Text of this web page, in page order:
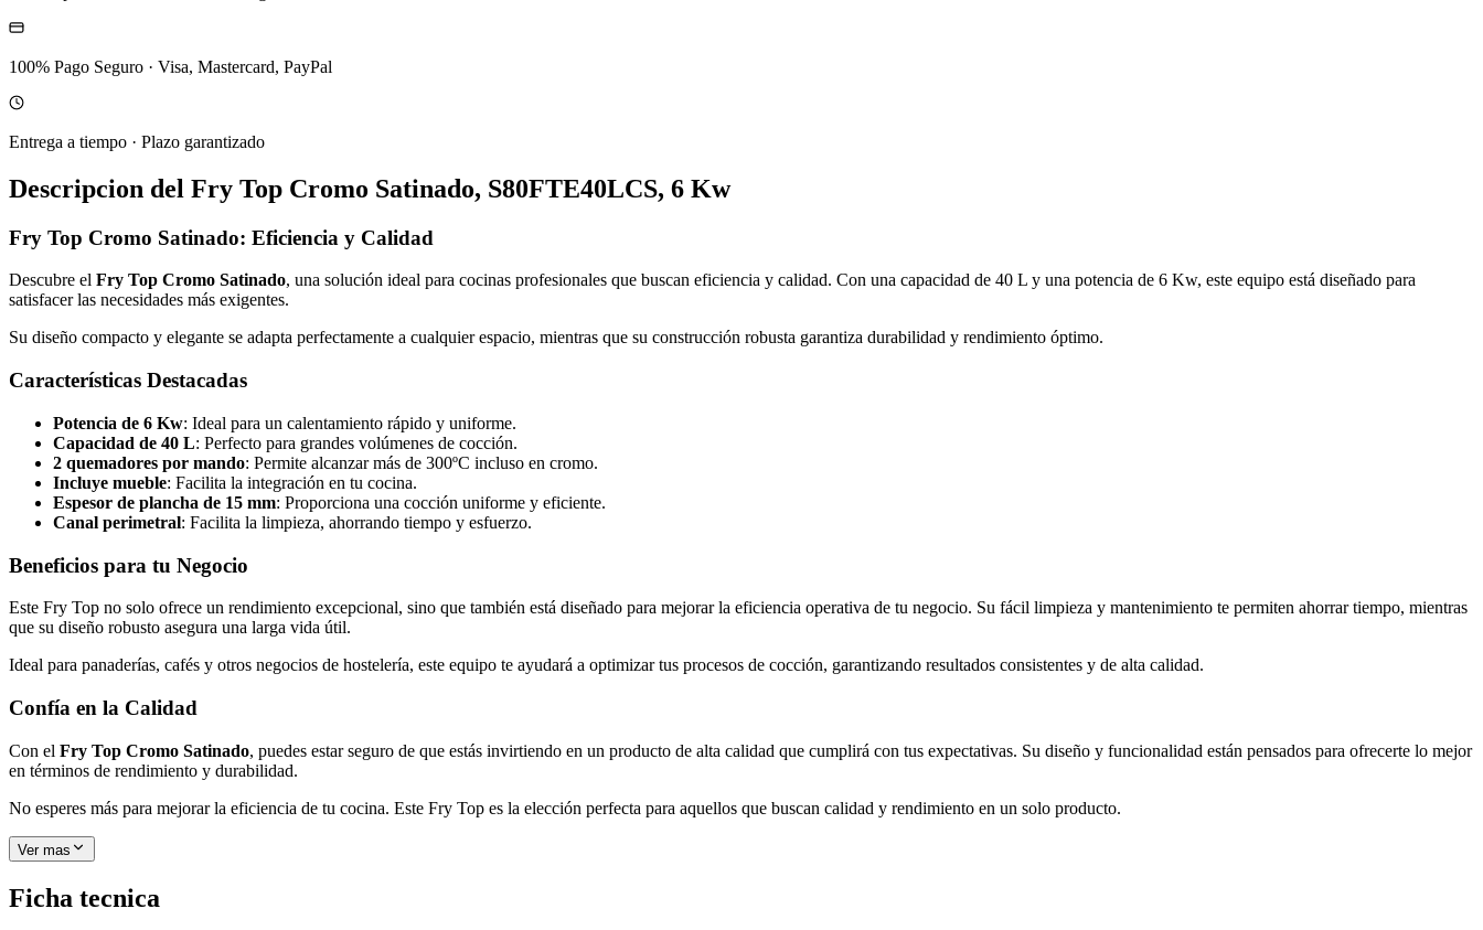
100% Pago Seguro · Visa, Mastercard, PayPal
Entrega a tiempo · Plazo garantizado
Descripcion del Fry Top Cromo Satinado, S80FTE40LCS, 6 Kw
Fry Top Cromo Satinado: Eficiencia y Calidad
Descubre el Fry Top Cromo Satinado, una solución ideal para cocinas profesionales que buscan eficiencia y calidad. Con una capacidad de 40 L y una potencia de 6 Kw, este equipo está diseñado para
satisfacer las necesidades más exigentes.
Su diseño compacto y elegante se adapta perfectamente a cualquier espacio, mientras que su construcción robusta garantiza durabilidad y rendimiento óptimo.
Características Destacadas
Potencia de 6 Kw: Ideal para un calentamiento rápido y uniforme.
Capacidad de 40 L: Perfecto para grandes volúmenes de cocción.
2 quemadores por mando: Permite alcanzar más de 300ºC incluso en cromo.
Incluye mueble: Facilita la integración en tu cocina.
Espesor de plancha de 15 mm: Proporciona una cocción uniforme y eficiente.
Canal perimetral: Facilita la limpieza, ahorrando tiempo y esfuerzo.
Beneficios para tu Negocio
Este Fry Top no solo ofrece un rendimiento excepcional, sino que también está diseñado para mejorar la eficiencia operativa de tu negocio. Su fácil limpieza y mantenimiento te permiten ahorrar tiempo, mientras
que su diseño robusto asegura una larga vida útil.
Ideal para panaderías, cafés y otros negocios de hostelería, este equipo te ayudará a optimizar tus procesos de cocción, garantizando resultados consistentes y de alta calidad.
Confía en la Calidad
Con el Fry Top Cromo Satinado, puedes estar seguro de que estás invirtiendo en un producto de alta calidad que cumplirá con tus expectativas. Su diseño y funcionalidad están pensados para ofrecerte lo mejor
en términos de rendimiento y durabilidad.
No esperes más para mejorar la eficiencia de tu cocina. Este Fry Top es la elección perfecta para aquellos que buscan calidad y rendimiento en un solo producto.
Ver mas
Ficha tecnica